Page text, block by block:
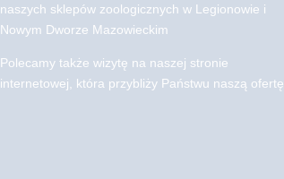
naszych sklepów zoologicznych w Legionowie i
Nowym Dworze Mazowieckim
Polecamy także wizytę na naszej stronie
internetowej, która przybliży Państwu naszą ofertę.